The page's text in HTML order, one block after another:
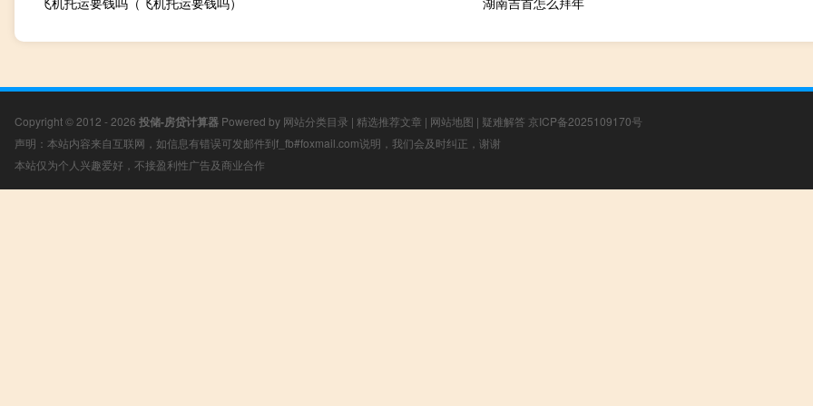
Copyright © 2012 - 2026 投储-房贷计算器 Powered by 网站分类目录 | 精选推荐文章 | 网站地图 | 疑难解答 京ICP备2025109170号
声明：本站内容来自互联网，如信息有错误可发邮件到f_fb#foxmail.com说明，我们会及时纠正，谢谢
本站仅为个人兴趣爱好，不接盈利性广告及商业合作